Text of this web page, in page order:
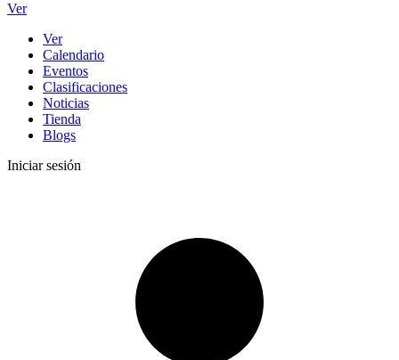
Ver
Ver
Calendario
Eventos
Clasificaciones
Noticias
Tienda
Blogs
Iniciar sesión